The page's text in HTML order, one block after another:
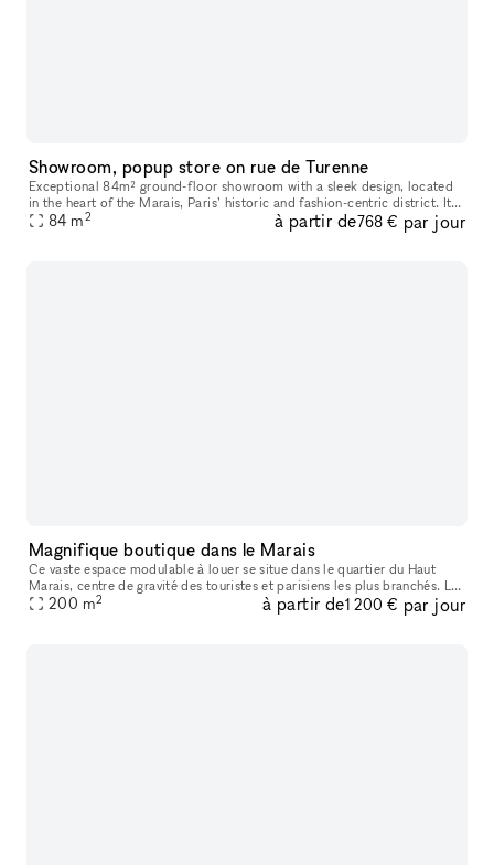
Showroom, popup store on rue de Turenne
Exceptional 84m² ground-floor showroom with a sleek design, located
in the heart of the Marais, Paris’ historic and fashion-centric district. Its
prime location and flexible layout make it ideal for
84 m2 à partir de768 € par jour
Magnifique boutique dans le Marais
Ce vaste espace modulable à louer se situe dans le quartier du Haut
Marais, centre de gravité des touristes et parisiens les plus branchés. Les
boutiques y sont pointues, les bars et restaurants, con
200 m2 à partir de1 200 € par jour